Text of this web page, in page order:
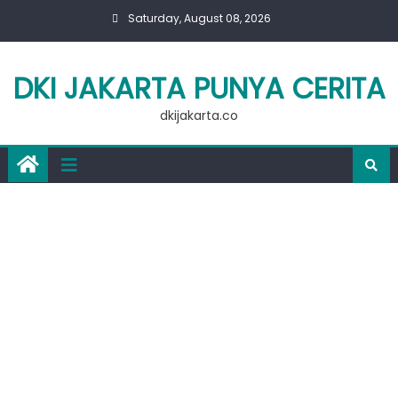
Saturday, August 08, 2026
DKI JAKARTA PUNYA CERITA
dkijakarta.co